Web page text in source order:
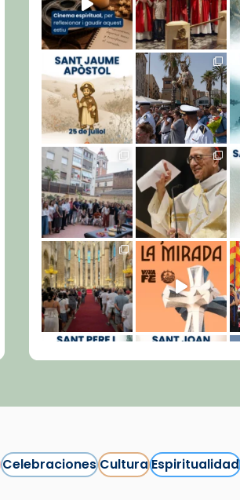
CelebracionesCulturaEspiritualidad